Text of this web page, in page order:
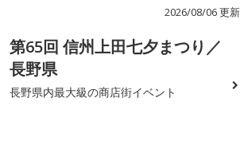
2026/08/06 更新
第65回 信州上田七夕まつり／
長野県
長野県内最大級の商店街イベント